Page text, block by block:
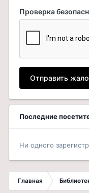
Проверка
Отправить
Последние
Ни одного
Главная